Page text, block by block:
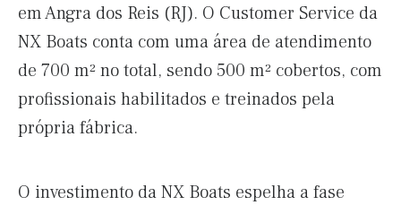
em Angra dos Reis (RJ). O Customer Service da
NX Boats conta com uma área de atendimento
de 700 m² no total, sendo 500 m² cobertos, com
profissionais habilitados e treinados pela
própria fábrica.
O investimento da NX Boats espelha a fase